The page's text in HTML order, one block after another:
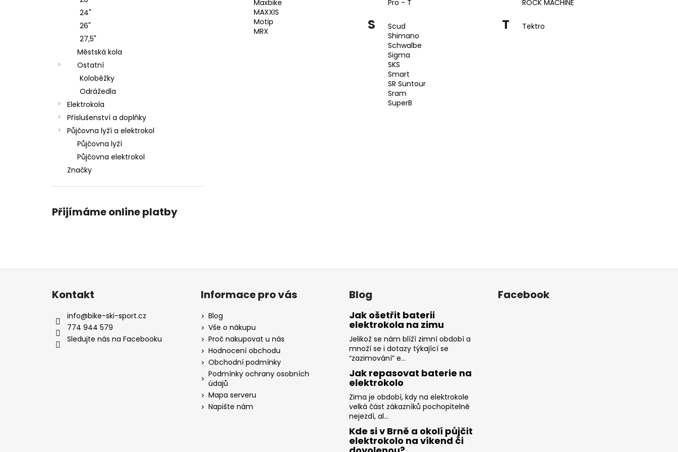
24"
26"
27,5"
Městská kola
Ostatní
Koloběžky
Odrážedla
Elektrokola
Příslušenství a doplňky
Půjčovna lyží a elektrokol
Půjčovna lyží
Půjčovna elektrokol
Značky
Přijímáme online platby
Maxbike
MAXXIS
Motip
MRX
Pro - T
ROCK MACHINE
S
Scud
Shimano
Schwalbe
Sigma
SKS
Smart
SR Suntour
Sram
SuperB
T Tektro
KOLO ROCK MACHINE CATHERINE CRB
20-29 GLOSS DARK BLUE/PINK/SILVER
38 990 Kč
DUŠE PRO-T PLUS 20X1,90-2,125
(52/57-406) AV V KRABIČCE
ROCK MACHINE CATHERINE CRB 30-29
41 990 Kč
Z
Kontakt
info@bike-ski-sport.cz
774 944 579
Sledujte nás na Facebooku
Informace pro vás
Blog
Vše o nákupu
Proč nakupovat u nás
Hodnocení obchodu
Obchodní podmínky
Podmínky ochrany osobních
údajů
Mapa serveru
Napište nám
Blog
Jak ošetřit baterii
elektrokola na zimu
Jelikož se nám blíží zimní období a
množí se i dotazy týkající se
“zazimování” e...
Jak repasovat baterie na
elektrokolo
Zima je období, kdy na elektrokole
velká část zákazníků pochopitelně
nejezdí, al...
Kde si v Brně a okolí půjčit
elektrokolo na víkend či
Facebook